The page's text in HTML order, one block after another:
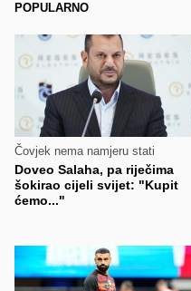
POPULARNO
Čovjek nema namjeru stati
Doveo Salaha, pa riječima
šokirao cijeli svijet: "Kupit
ćemo..."